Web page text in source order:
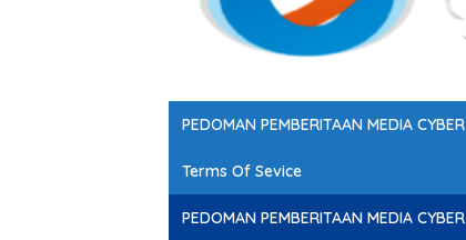
PEDOMAN PEMBERITAAN MEDIA CYBER
Terms Of Sevice
PEDOMAN PEMBERITAAN MEDIA CYBER